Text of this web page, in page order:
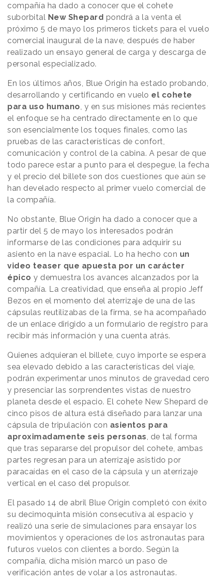
compañía ha dado a conocer que el cohete
suborbital New Shepard pondrá a la venta el
próximo 5 de mayo los primeros tickets para el vuelo
comercial inaugural de la nave, después de haber
realizado un ensayo general de carga y descarga de
personal especializado.
En los últimos años, Blue Origin ha estado probando,
desarrollando y certificando en vuelo el cohete
para uso humano , y en sus misiones más recientes
el enfoque se ha centrado directamente en lo que
son esencialmente los toques finales, como las
pruebas de las características de confort,
comunicación y control de la cabina. A pesar de que
todo parece estar a punto para el despegue, la fecha
y el precio del billete son dos cuestiones que aún se
han develado respecto al primer vuelo comercial de
la compañía.
No obstante, Blue Origin ha dado a conocer que a
partir del 5 de mayo los interesados podrán
informarse de las condiciones para adquirir su
asiento en la nave espacial. Lo ha hecho con un
video teaser que apuesta por un carácter
épico y demuestra los avances alcanzados por la
compañía. La creatividad, que enseña al propio Jeff
Bezos en el momento del aterrizaje de una de las
cápsulas reutilizabas de la firma, se ha acompañado
de un enlace dirigido a un formulario de registro para
recibir más información y una cuenta atrás.
Quienes adquieran el billete, cuyo importe se espera
sea elevado debido a las características del viaje,
podrán experimentar unos minutos de gravedad cero
y presenciar las sorprendentes vistas de nuestro
planeta desde el espacio. El cohete New Shepard de
cinco pisos de altura está diseñado para lanzar una
cápsula de tripulación con asientos para
aproximadamente seis personas , de tal forma
que tras separarse del propulsor del cohete, ambas
partes regresan para un aterrizaje asistido por
paracaídas en el caso de la cápsula y un aterrizaje
vertical en el caso del propulsor.
El pasado 14 de abril Blue Origin completó con éxito
su decimoquinta misión consecutiva al espacio y
realizó una serie de simulaciones para ensayar los
movimientos y operaciones de los astronautas para
futuros vuelos con clientes a bordo. Según la
compañía, dicha misión marcó un paso de
verificación antes de volar a los astronautas.